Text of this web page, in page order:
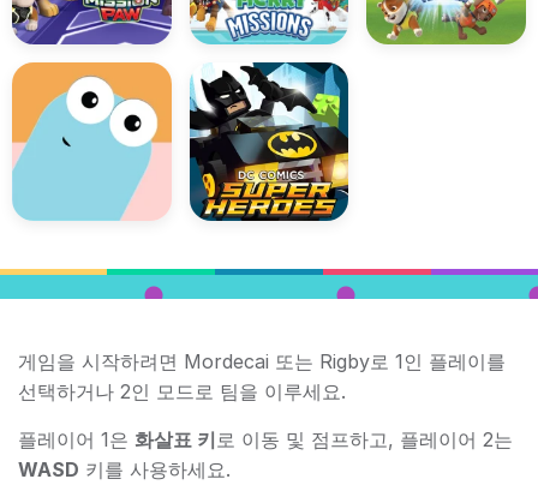
게임을 시작하려면 Mordecai 또는 Rigby로 1인 플레이를
선택하거나 2인 모드로 팀을 이루세요.
플레이어 1은 화살표 키로 이동 및 점프하고, 플레이어 2는
WASD 키를 사용하세요.